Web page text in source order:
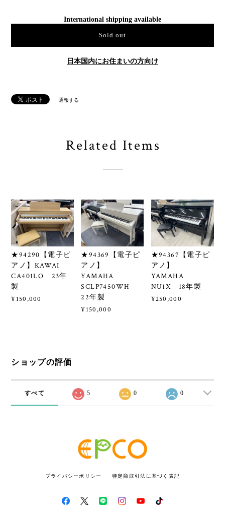
International shipping available
Sold out
日本国内にお住まいの方向け
通報する
Related Items
★94290【電子ピ
アノ】KAWAI
CA401LO 23年
製
¥150,000
★94369【電子ピ
アノ】
YAMAHA
SCLP7450WH
22年製
¥150,000
★94367【電子ピ
アノ】
YAMAHA
NU1X 18年製
¥250,000
ショップの評価
すべて 5 0 0
プライバシーポリシー 特定商取引法に基づく表記